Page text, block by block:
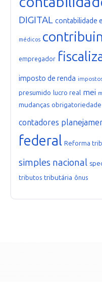
DIGITAL contabilidade
médicos
empregador
imposto de renda
presumido lucro real mei
mudanças obrigatoriedade
contadores
federal Reforma
simples nacional
tributos tributária ônus